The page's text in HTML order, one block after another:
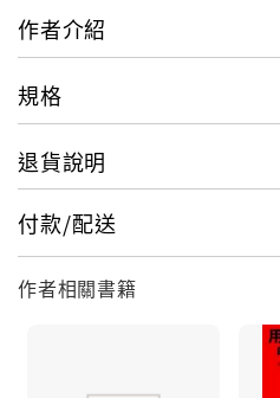
作者介紹
規格
退貨說明
付款/配送
作者相關書籍